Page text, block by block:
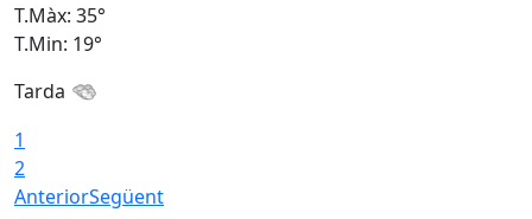
T.Màx: 35°
T.Min: 19°
Tarda
1
2
AnteriorSegüent